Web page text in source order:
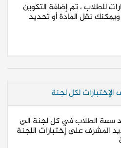
للطلاب ، تم إضافة التكوين
ويمكنك نقل المادة أو تحديد
لكل لجنة
سعة الطلاب في كل لجنة الى
المشرف على إختبارات اللجنة